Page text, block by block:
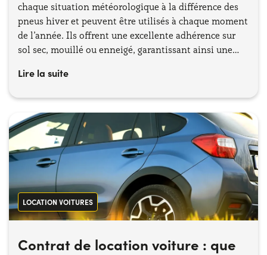
chaque situation météorologique à la différence des
pneus hiver et peuvent être utilisés à chaque moment
de l’année. Ils offrent une excellente adhérence sur
sol sec, mouillé ou enneigé, garantissant ainsi une
Lire la suite
LOCATION VOITURES
Contrat de location voiture : que